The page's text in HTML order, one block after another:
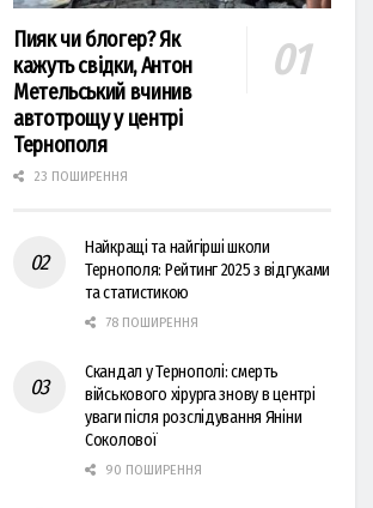
Пияк чи блогер? Як
кажуть свідки, Антон
Метельський вчинив
автотрощу у центрі
Тернополя
23 ПОШИРЕННЯ
Найкращі та найгірші школи
Тернополя: Рейтинг 2025 з відгуками
та статистикою
78 ПОШИРЕННЯ
Скандал у Тернополі: смерть
військового хірурга знову в центрі
уваги після розслідування Яніни
Соколової
90 ПОШИРЕННЯ